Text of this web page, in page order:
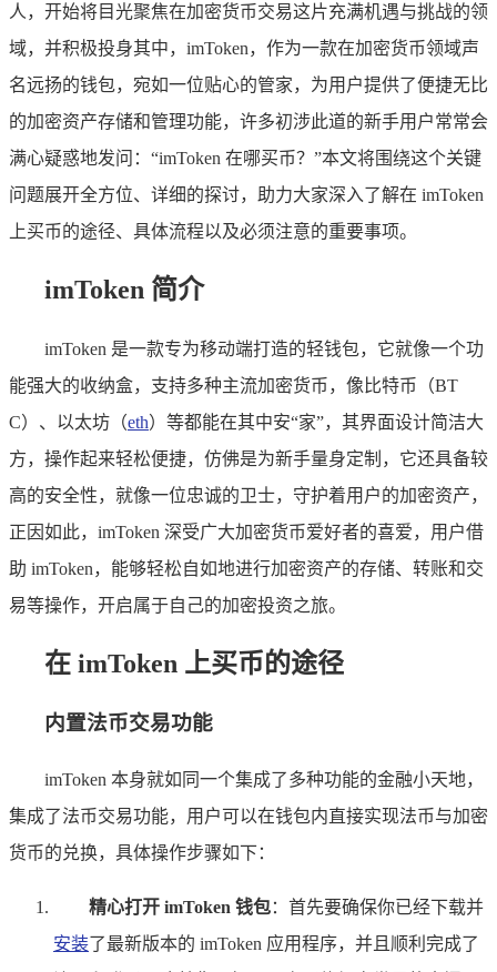
人，开始将目光聚焦在加密货币交易这片充满机遇与挑战的领
域，并积极投身其中，imToken，作为一款在加密货币领域声
名远扬的钱包，宛如一位贴心的管家，为用户提供了便捷无比
的加密资产存储和管理功能，许多初涉此道的新手用户常常会
满心疑惑地发问：“imToken 在哪买币？”本文将围绕这个关键
问题展开全方位、详细的探讨，助力大家深入了解在 imToken
上买币的途径、具体流程以及必须注意的重要事项。
imToken 简介
imToken 是一款专为移动端打造的轻钱包，它就像一个功
能强大的收纳盒，支持多种主流加密货币，像比特币（BT
C）、以太坊（eth）等都能在其中安“家”，其界面设计简洁大
方，操作起来轻松便捷，仿佛是为新手量身定制，它还具备较
高的安全性，就像一位忠诚的卫士，守护着用户的加密资产，
正因如此，imToken 深受广大加密货币爱好者的喜爱，用户借
助 imToken，能够轻松自如地进行加密资产的存储、转账和交
易等操作，开启属于自己的加密投资之旅。
在 imToken 上买币的途径
内置法币交易功能
imToken 本身就如同一个集成了多种功能的金融小天地，
集成了法币交易功能，用户可以在钱包内直接实现法币与加密
货币的兑换，具体操作步骤如下：
精心打开 imToken 钱包：首先要确保你已经下载并
安装了最新版本的 imToken 应用程序，并且顺利完成了